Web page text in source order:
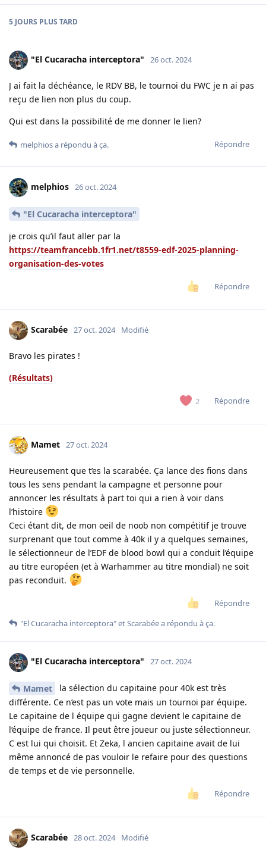
5 JOURS PLUS TARD
"El Cucaracha interceptora" 26 oct. 2024
J ai fait la déchéance, le RDV BB, le tournoi du FWC je n ai pas
reçu de lien non plus du coup.
Qui est dans la possibilité de me donner le lien?
Répondre
melphiosa répondu à ça.
melphios 26 oct. 2024
"El Cucaracha interceptora"
je crois qu’il faut aller par la
https://teamfrancebb.1fr1.net/t8559-edf-2025-planning-
organisation-des-votes
Répondre
Scarabée 27 oct. 2024 Modifié
Bravo les pirates !
(Résultats)
2 Répondre
Mamet 27 oct. 2024
Heureusement que t’es la scarabée. Ça lance des fions dans
tous les sens pendant la campagne et personne pour
annoncer les résultats à part toi qui a rien à voir dans
l’histoire
Ceci étant dit, de mon oeil de noob non compétitif je trouve
surprenant que tout comme à 40k il y a quelques semaines,
le sélectionneur de l’EDF de blood bowl qui a conduit l’équipe
au titre européen (et à Warhammer au titre mondial) ne soit
pas reconduit.
Répondre
"El Cucaracha interceptora"etScarabéea répondu à ça.
"El Cucaracha interceptora" 27 oct. 2024
Mamet
la sélection du capitaine pour 40k est très
différente. Ce n’est pas un vote mais un tournoi par équipe.
Le capitaine de l équipe qui gagne devient le capitaine de
l’équipe de france. Il peut être joueur ou juste sélectionneur.
C est lui qui choisit. Et Zeka, l ancien capitaine avait de lui
même annoncé de pas vouloir le refaire pour des questions
de temps et de vie personnelle.
Répondre
Scarabée 28 oct. 2024 Modifié